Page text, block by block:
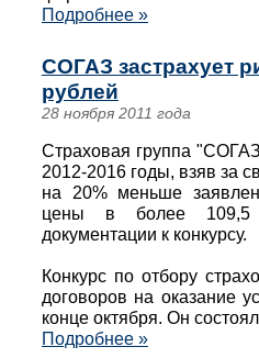
Подробнее »
СОГАЗ застрахует
рублей
28 ноября 2011 года
Страховая группа
2012-2016 годы, взяв за
на 20% меньше
цены в более 109,5
документации к конкурсу.
Конкурс по отбору
договоров на оказание
конце октября. Он
Подробнее »